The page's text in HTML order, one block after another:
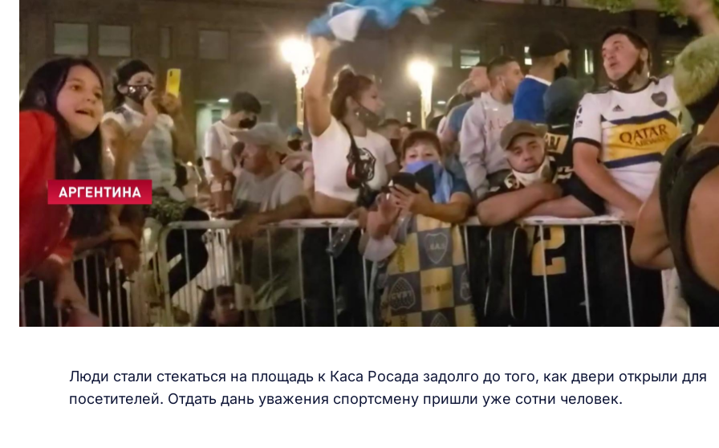
Люди стали стекаться на площадь к Каса Росада задолго до того, как двери открыли для
посетителей. Отдать дань уважения спортсмену пришли уже сотни человек.